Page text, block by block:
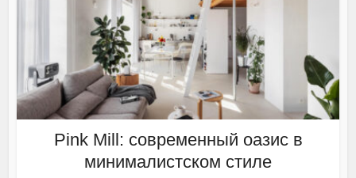
Pink Mill: современный оазис в
минималистском стиле